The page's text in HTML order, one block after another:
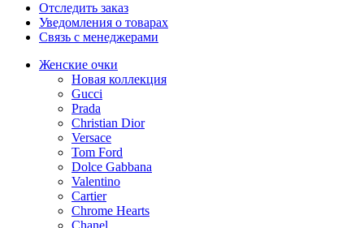
Отследить заказ
Уведомления о товарах
Связь с менеджерами
Женские очки
Новая коллекция
Gucci
Prada
Christian Dior
Versace
Tom Ford
Dolce Gabbana
Valentino
Cartier
Chrome Hearts